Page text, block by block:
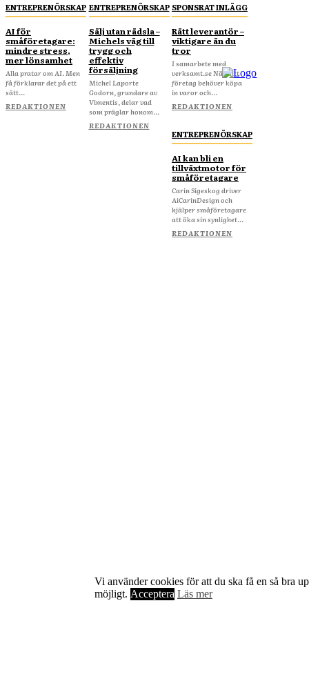
ENTREPRENÖRSKAP
AI för
småföretagare:
mindre stress,
mer lönsamhet
Alla pratar om AI. Men
få förklarar det på ett
sätt...
REDAKTIONEN
ENTREPRENÖRSKAP
Sälj utan rädsla –
Michels väg till
trygg och
effektiv
försäljning
Michel Laporte
Godorn, grundare av
Vimentis, delar vad
som präglar honom...
REDAKTIONEN
SPONSRAT INLÄGG
Rätt leverantör –
viktigare än du
tror
I samarbete med
verksamt.se När ditt
företag behöver köpa
in varor och...
REDAKTIONEN
ENTREPRENÖRSKAP
AI kan bli en
tillväxtmotor för
småföretagare
Carin Sigeskog driver
AiCarinDesign och
hjälper småföretagare
att öka sin synlighet...
REDAKTIONEN
bereeeeeör alla företagare!Vi använder cookies för att du ska få en så bra
möjligt. Acceptera Läs mer